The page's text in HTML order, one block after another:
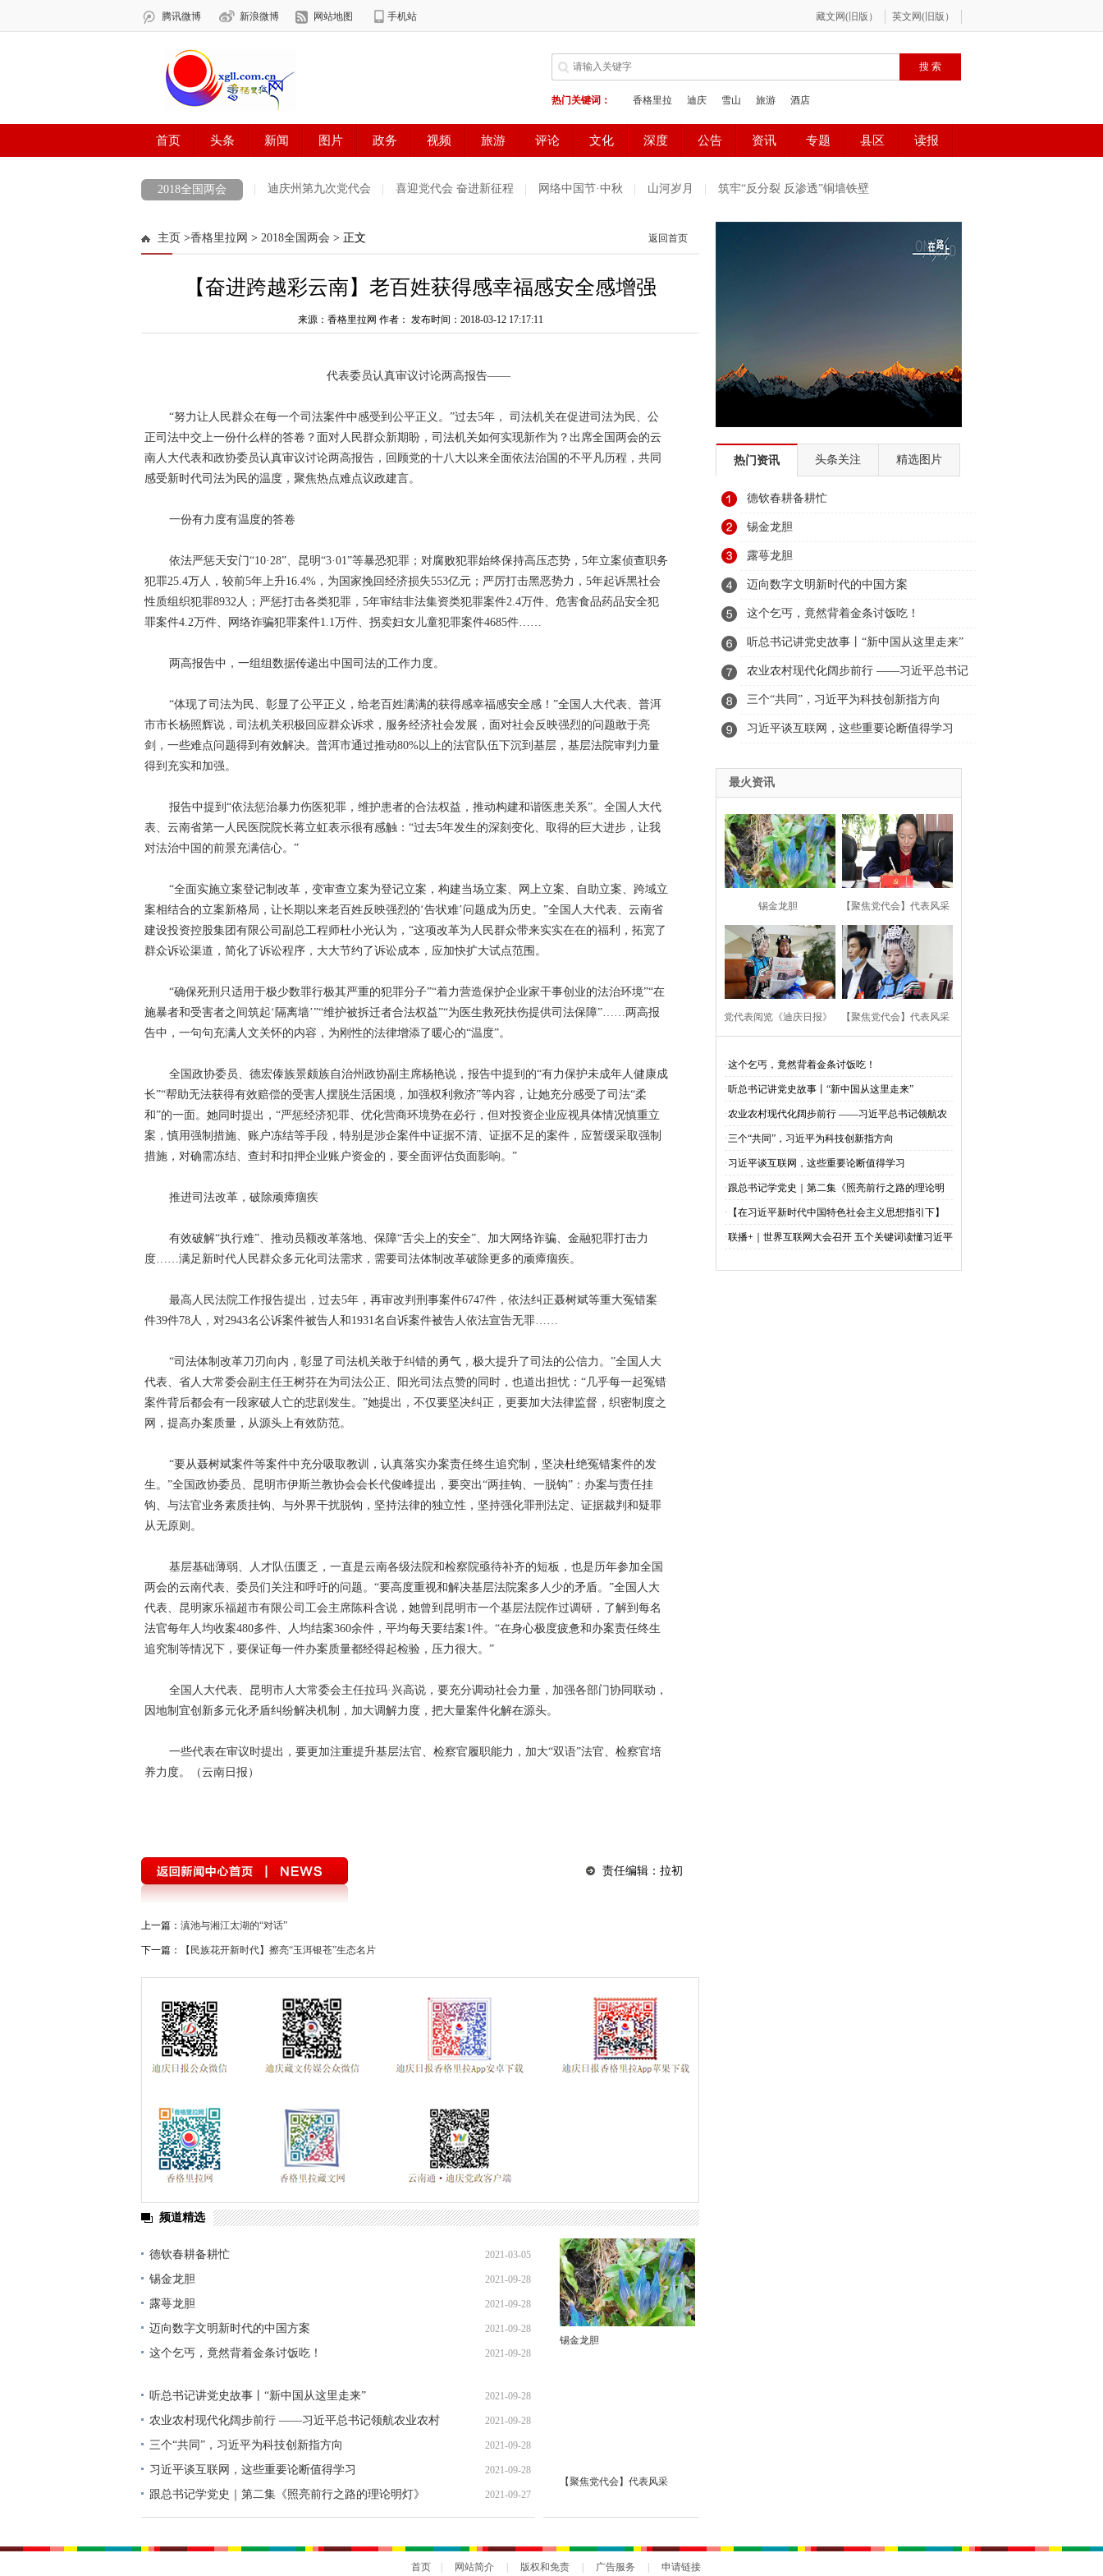
2018全国两会 迪庆州第九次党代会 喜迎党代会 奋进新征程 网络中国节·中秋 山河岁月 筑牢“反分裂 反渗透”铜墙铁壁
中国正能量2021“五个一百”网络精品征集评选展播活动
最美新时代革命军人
涉历史虚无主义有害信息举报专区 党徽闪耀在迪庆高原 第二届“彩云杯”网评大赛 党史知识一日一学习
创建生态文明示范州 展望十四五开启新征程
“不忘初心 牢记使命”主题教育 第四次全国经济普查 迪庆两会2018
纪念西藏民主改革60周年 开展扫黑除恶 建设善美云南 追梦火焰蓝 诚信建设万里行 习近平外交思想
“庆祝中华人民共和国成立70周年”优秀歌曲 坚持扫黄打非 2019年网络诚信宣传 迪庆“扶贫攻坚”手机摄影大赛 2018赛马节
坚决打赢脱贫攻坚战 绿水青山就是金山银山 壮阔东方潮 奋进新时代
美丽中国长江行——共舞长江经济带·生态篇
反邪教宣传教育 全面深化改革 迪庆在行动
学习贯彻党的十九大精神 党的十九大 不忘初心继续前进 迪庆藏族自治州成立60周年 拥护核心 心向北京 迪庆州历届州委书记、州长访谈录
环境保护督察“回头看”整改专栏 习近平：绿水青山就是金山银山 喜迎十九大 砥砺奋进的五年 网络安全法 2017迪庆两会 “看迪庆• 说变化”
学习贯彻党的十八届六中全会精神
“挂包帮、走转访”
理论学习 这三年 全面开展法治宣传教育 夯实依法治州工作基础 廉洁自律准则 学习贯彻落实十八届五中全会精神
悦读改变人生、悦读助我成长
禁毒宣传 三严三实 忠诚干净担当 迪庆州七届八次全会精神 迪庆州旅游局 2015迪庆两会 中国梦高原情 环境综合整治建设美丽迪庆
三县一区 云南强基惠农 2014迪庆两会 党的群众路线教育实践活动
2013赛马节 2013两会
厉行节约 俭约云南主题教育宣传 喜迎十八大 四群教育活动专题 2012迪庆两会 创先争优专栏 学习杨善洲 报社“走转改”活动专栏
学习贯彻七一重要讲话精神 州第七次党代会 两会专题 奥运专栏 汶川地震 第十届康巴艺术
首届“彩云杯”网评大赛
习近平新时代中国特色社会主义思想 贯彻落实习近平考察云南讲话精神 香格里拉飞羽天堂 2021年迪庆两会 疫情防控 云南省两会
主页 >香格里拉网 > 2018全国两会 > 正文 返回首页
【奋进跨越彩云南】老百姓获得感幸福感安全感增强
来源：香格里拉网 作者： 发布时间：2018-03-12 17:17:11
代表委员认真审议讨论两高报告——
“努力让人民群众在每一个司法案件中感受到公平正义。”过去5年， 司法机关在促进司法为民、公
正司法中交上一份什么样的答卷？面对人民群众新期盼，司法机关如何实现新作为？出席全国两会的云
南人大代表和政协委员认真审议讨论两高报告，回顾党的十八大以来全面依法治国的不平凡历程，共同
感受新时代司法为民的温度，聚焦热点难点议政建言。
一份有力度有温度的答卷
依法严惩天安门“10·28”、昆明“3·01”等暴恐犯罪；对腐败犯罪始终保持高压态势，5年立案侦查职务
犯罪25.4万人，较前5年上升16.4%，为国家挽回经济损失553亿元；严厉打击黑恶势力，5年起诉黑社会
性质组织犯罪8932人；严惩打击各类犯罪，5年审结非法集资类犯罪案件2.4万件、危害食品药品安全犯
罪案件4.2万件、网络诈骗犯罪案件1.1万件、拐卖妇女儿童犯罪案件4685件……
两高报告中，一组组数据传递出中国司法的工作力度。
“体现了司法为民、彰显了公平正义，给老百姓满满的获得感幸福感安全感！”全国人大代表、普洱
市市长杨照辉说，司法机关积极回应群众诉求，服务经济社会发展，面对社会反映强烈的问题敢于亮
剑，一些难点问题得到有效解决。普洱市通过推动80%以上的法官队伍下沉到基层，基层法院审判力量
得到充实和加强。
报告中提到“依法惩治暴力伤医犯罪，维护患者的合法权益，推动构建和谐医患关系”。全国人大代
表、云南省第一人民医院院长蒋立虹表示很有感触：“过去5年发生的深刻变化、取得的巨大进步，让我
对法治中国的前景充满信心。”
“全面实施立案登记制改革，变审查立案为登记立案，构建当场立案、网上立案、自助立案、跨域立
案相结合的立案新格局，让长期以来老百姓反映强烈的‘告状难’问题成为历史。”全国人大代表、云南省
建设投资控股集团有限公司副总工程师杜小光认为，“这项改革为人民群众带来实实在在的福利，拓宽了
群众诉讼渠道，简化了诉讼程序，大大节约了诉讼成本，应加快扩大试点范围。
“确保死刑只适用于极少数罪行极其严重的犯罪分子”“着力营造保护企业家干事创业的法治环境”“在
施暴者和受害者之间筑起‘隔离墙’”“维护被拆迁者合法权益”“为医生救死扶伤提供司法保障”……两高报
告中，一句句充满人文关怀的内容，为刚性的法律增添了暖心的“温度”。
全国政协委员、德宏傣族景颇族自治州政协副主席杨艳说，报告中提到的“有力保护未成年人健康成
长”“帮助无法获得有效赔偿的受害人摆脱生活困境，加强权利救济”等内容，让她充分感受了司法“柔
和”的一面。她同时提出，“严惩经济犯罪、优化营商环境势在必行，但对投资企业应视具体情况慎重立
案，慎用强制措施、账户冻结等手段，特别是涉企案件中证据不清、证据不足的案件，应暂缓采取强制
措施，对确需冻结、查封和扣押企业账户资金的，要全面评估负面影响。”
推进司法改革，破除顽瘴痼疾
有效破解“执行难”、推动员额改革落地、保障“舌尖上的安全”、加大网络诈骗、金融犯罪打击力
度……满足新时代人民群众多元化司法需求，需要司法体制改革破除更多的顽瘴痼疾。
最高人民法院工作报告提出，过去5年，再审改判刑事案件6747件，依法纠正聂树斌等重大冤错案
件39件78人，对2943名公诉案件被告人和1931名自诉案件被告人依法宣告无罪……
“司法体制改革刀刃向内，彰显了司法机关敢于纠错的勇气，极大提升了司法的公信力。”全国人大
代表、省人大常委会副主任王树芬在为司法公正、阳光司法点赞的同时，也道出担忧：“几乎每一起冤错
案件背后都会有一段家破人亡的悲剧发生。”她提出，不仅要坚决纠正，更要加大法律监督，织密制度之
网，提高办案质量，从源头上有效防范。
“要从聂树斌案件等案件中充分吸取教训，认真落实办案责任终生追究制，坚决杜绝冤错案件的发
生。”全国政协委员、昆明市伊斯兰教协会会长代俊峰提出，要突出“两挂钩、一脱钩”：办案与责任挂
钩、与法官业务素质挂钩、与外界干扰脱钩，坚持法律的独立性，坚持强化罪刑法定、证据裁判和疑罪
从无原则。
基层基础薄弱、人才队伍匮乏，一直是云南各级法院和检察院亟待补齐的短板，也是历年参加全国
两会的云南代表、委员们关注和呼吁的问题。“要高度重视和解决基层法院案多人少的矛盾。”全国人大
代表、昆明家乐福超市有限公司工会主席陈科含说，她曾到昆明市一个基层法院作过调研，了解到每名
法官每年人均收案480多件、人均结案360余件，平均每天要结案1件。“在身心极度疲惫和办案责任终生
追究制等情况下，要保证每一件办案质量都经得起检验，压力很大。”
全国人大代表、昆明市人大常委会主任拉玛·兴高说，要充分调动社会力量，加强各部门协同联动，
因地制宜创新多元化矛盾纠纷解决机制，加大调解力度，把大量案件化解在源头。
一些代表在审议时提出，要更加注重提升基层法官、检察官履职能力，加大“双语”法官、检察官培
养力度。（云南日报）
责任编辑：拉初
上一篇： 滇池与湘江太湖的“对话”
下一篇： 【民族花开新时代】擦亮“玉洱银苍”生态名片
频道精选
德钦春耕备耕忙 2021-03-05
锡金龙胆 2021-09-28
露萼龙胆 2021-09-28
迈向数字文明新时代的中国方案 2021-09-28
这个乞丐，竟然背着金条讨饭吃！ 2021-09-28
听总书记讲党史故事丨“新中国从这里走来” 2021-09-28
农业农村现代化阔步前行 ——习近平总书记领航农业农村
高质量发展（之三）
2021-09-28
三个“共同”，习近平为科技创新指方向 2021-09-28
习近平谈互联网，这些重要论断值得学习 2021-09-28
跟总书记学党史｜第二集《照亮前行之路的理论明灯》 2021-09-27
锡金龙胆
【聚焦党代会】代表风采
热门资讯 头条关注 精选图片
德钦春耕备耕忙
锡金龙胆
露萼龙胆
迈向数字文明新时代的中国方案
这个乞丐，竟然背着金条讨饭吃！
听总书记讲党史故事丨“新中国从这里走来”
农业农村现代化阔步前行 ——习近平总书记
领航农业农村高质量发展（之三）
三个“共同”，习近平为科技创新指方向
习近平谈互联网，这些重要论断值得学习
最火资讯
锡金龙胆 【聚焦党代会】代表风采
党代表阅览《迪庆日报》 【聚焦党代会】代表风采
·这个乞丐，竟然背着金条讨饭吃！
·听总书记讲党史故事丨“新中国从这里走来”
·农业农村现代化阔步前行 ——习近平总书记领航农
业农村高质量发展（之三）
·三个“共同”，习近平为科技创新指方向
·习近平谈互联网，这些重要论断值得学习
·跟总书记学党史｜第二集《照亮前行之路的理论明
灯》
· 【在习近平新时代中国特色社会主义思想指引下】
聚天下英才 共筑中华民族伟大复兴中国梦
·联播+｜世界互联网大会召开 五个关键词读懂习近平